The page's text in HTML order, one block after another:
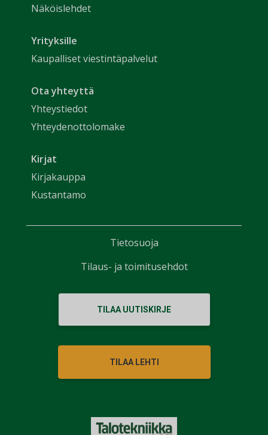
Näköislehdet
Yrityksille
Kaupalliset viestintäpalvelut
Ota yhteyttä
Yhteystiedot
Yhteydenottolomake
Kirjat
Kirjakauppa
Kustantamo
TILAA UUTISKIRJE
TILAA LEHTI
Tietosuoja
Tilaus- ja toimitusehdot